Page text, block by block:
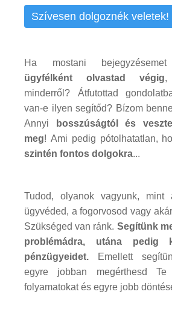
Szívesen dolgoznék veletek!
Ha mostani bejegyzésemet
ügyfélként olvastad végig,
minderről? Átfutottad
van-e ilyen segítőd? Bízom
Annyi
bosszúságtól és
meg! Ami pedig pótolhatatlan,
szintén fontos dolgokra...
Tudod, olyanok vagyunk, mint
ügyvéded, a fogorvosod vagy
Szükséged van ránk. Segítünk
problémádra, utána pedig
pénzügyeidet. Emellett
egyre jobban megérthesd
folyamatokat és egyre jobb